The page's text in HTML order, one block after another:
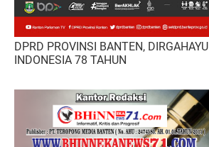
DPRD PROVINSI BANTEN,
INDONESIA 78 TAHUN